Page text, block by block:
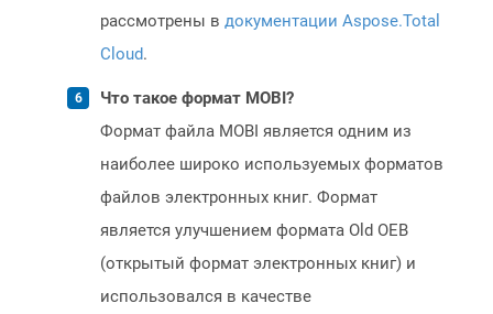
рассмотрены в документации Aspose.Total
Cloud.
Что такое формат MOBI?
Формат файла MOBI является одним из
наиболее широко используемых форматов
файлов электронных книг. Формат
является улучшением формата Old OEB
(открытый формат электронных книг) и
использовался в качестве